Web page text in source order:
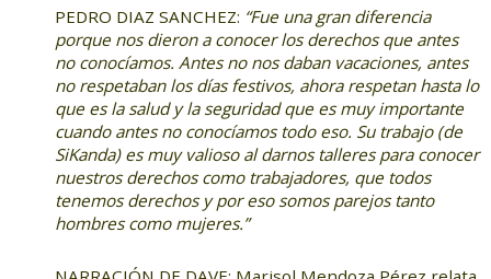
PEDRO DIAZ SANCHEZ: “Fue una gran diferencia
porque nos dieron a conocer los derechos que antes
no conocíamos. Antes no nos daban vacaciones, antes
no respetaban los días festivos, ahora respetan hasta lo
que es la salud y la seguridad que es muy importante
cuando antes no conocíamos todo eso. Su trabajo (de
SiKanda) es muy valioso al darnos talleres para conocer
nuestros derechos como trabajadores, que todos
tenemos derechos y por eso somos parejos tanto
hombres como mujeres.”